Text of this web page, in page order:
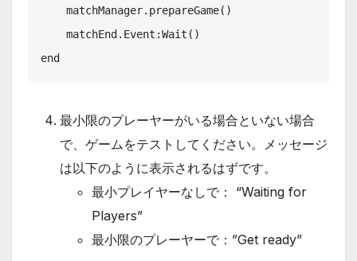
end
最小限のプレーヤーがいる場合といない場合
で、ゲームをテストしてください。メッセージ
は以下のように表示されるはずです。
最小プレイヤーなしで： “Waiting for
Players”
最小限のプレーヤーで：”Get ready”